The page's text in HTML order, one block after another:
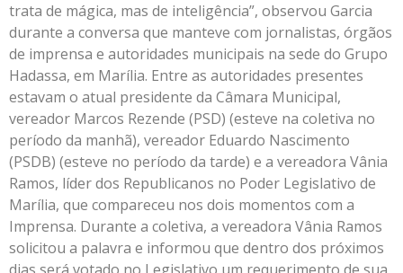
trata de mágica, mas de inteligência”, observou Garcia
durante a conversa que manteve com jornalistas, órgãos
de imprensa e autoridades municipais na sede do Grupo
Hadassa, em Marília. Entre as autoridades presentes
estavam o atual presidente da Câmara Municipal,
vereador Marcos Rezende (PSD) (esteve na coletiva no
período da manhã), vereador Eduardo Nascimento
(PSDB) (esteve no período da tarde) e a vereadora Vânia
Ramos, líder dos Republicanos no Poder Legislativo de
Marília, que compareceu nos dois momentos com a
Imprensa. Durante a coletiva, a vereadora Vânia Ramos
solicitou a palavra e informou que dentro dos próximos